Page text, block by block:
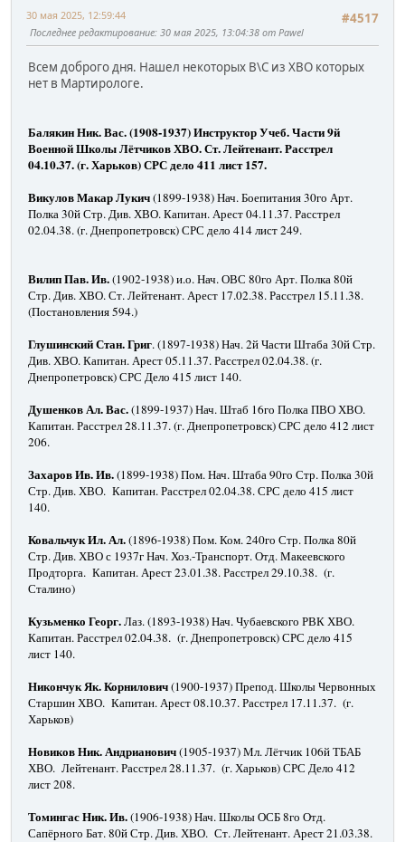
#4517
30 мая 2025, 12:59:44
Последнее редактирование: 30 мая 2025, 13:04:38 от Pawel
Всем доброго дня. Нашел некоторых В\С из ХВО которых
нет в Мартирологе.
Балякин Ник. Вас. (1908-1937) Инструктор Учеб. Части 9й
Военной Школы Лётчиков ХВО. Ст. Лейтенант. Расстрел
04.10.37. (г. Харьков) СРС дело 411 лист 157.
Викулов Макар Лукич(1899-1938) Нач. Боепитания 30го Арт.
Полка 30й Стр. Див. ХВО. Капитан. Арест 04.11.37. Расстрел
02.04.38. (г. Днепропетровск) СРС дело 414 лист 249.
Вилип Пав. Ив.(1902-1938) и.о. Нач. ОВС 80го Арт. Полка 80й
Стр. Див. ХВО. Ст. Лейтенант. Арест 17.02.38. Расстрел 15.11.38.
(Постановления 594.)
Глушинский Стан. Григ. (1897-1938) Нач. 2й Части Штаба 30й Стр.
Див. ХВО. Капитан. Арест 05.11.37. Расстрел 02.04.38. (г.
Днепропетровск) СРС Дело 415 лист 140.
Душенков Ал.Вас.(1899-1937) Нач. Штаб 16го Полка ПВО ХВО.
Капитан. Расстрел 28.11.37. (г. Днепропетровск) СРС дело 412 лист
206.
Захаров Ив.Ив.(1899-1938) Пом. Нач. Штаба 90го Стр. Полка 30й
Стр. Див. ХВО. Капитан. Расстрел 02.04.38. СРС дело 415 лист
140.
Ковальчук Ил. Ал.(1896-1938) Пом. Ком. 240го Стр. Полка 80й
Стр. Див. ХВО с 1937г Нач. Хоз.-Транспорт. Отд. Макеевского
Продторга. Капитан. Арест 23.01.38. Расстрел 29.10.38. (г.
Сталино)
Кузьменко Георг.Лаз. (1893-1938) Нач. Чубаевского РВК ХВО.
Капитан. Расстрел 02.04.38. (г. Днепропетровск) СРС дело 415
лист 140.
Никончук Як. Корнилович(1900-1937) Препод. Школы Червонных
Старшин ХВО. Капитан. Арест 08.10.37. Расстрел 17.11.37. (г.
Харьков)
Новиков Ник. Андрианович(1905-1937) Мл. Лётчик 106й ТБАБ
ХВО. Лейтенант. Расстрел 28.11.37. (г. Харьков) СРС Дело 412
лист 208.
Томингас Ник. Ив.(1906-1938) Нач. Школы ОСБ 8го Отд.
Сапёрного Бат. 80й Стр. Див. ХВО. Ст. Лейтенант. Арест 21.03.38.